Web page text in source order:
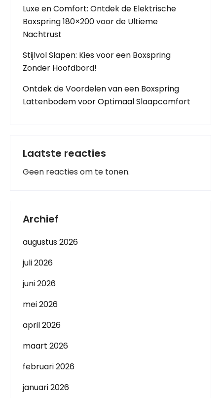
Luxe en Comfort: Ontdek de Elektrische
Boxspring 180×200 voor de Ultieme
Nachtrust
Stijlvol Slapen: Kies voor een Boxspring
Zonder Hoofdbord!
Ontdek de Voordelen van een Boxspring
Lattenbodem voor Optimaal Slaapcomfort
Laatste reacties
Geen reacties om te tonen.
Archief
augustus 2026
juli 2026
juni 2026
mei 2026
april 2026
maart 2026
februari 2026
januari 2026